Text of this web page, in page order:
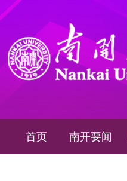
首页 南开要闻